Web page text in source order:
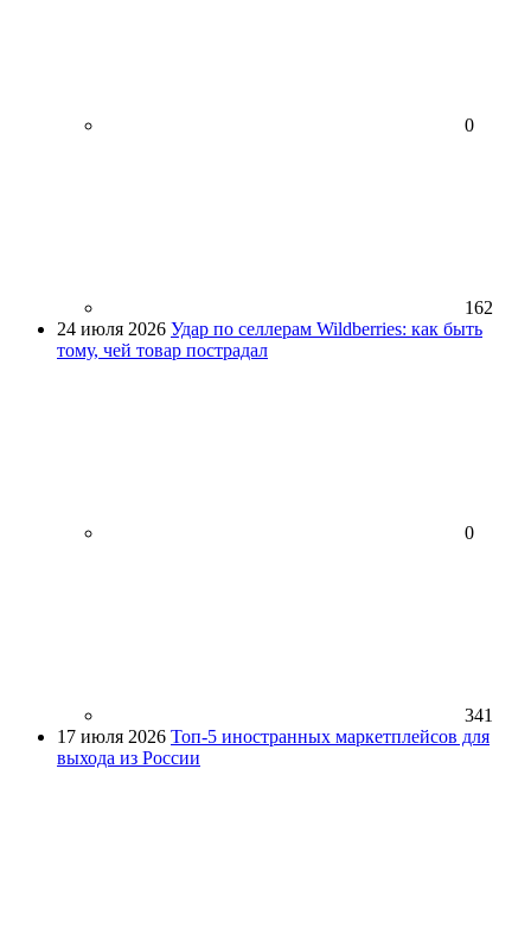
0
162
24 июля 2026 Удар по селлерам Wildberries: как быть
тому, чей товар пострадал
0
341
17 июля 2026 Топ-5 иностранных маркетплейсов для
выхода из России